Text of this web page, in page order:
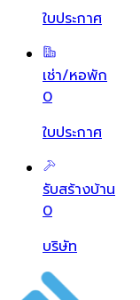
ใบประกาศ
เช่า/หอพัก
0
ใบประกาศ
รับสร้างบ้าน
0
บริษัท